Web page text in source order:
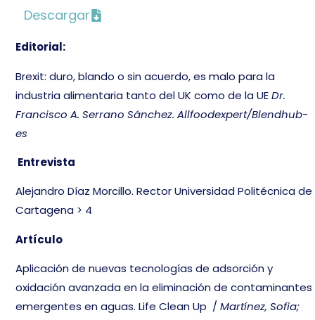
Descargar
Editorial:
Brexit: duro, blando o sin acuerdo, es malo para la
industria alimentaria tanto del UK como de la UEDr.
Francisco A. Serrano Sánchez. Allfoodexpert/Blendhub-
es
Entrevista
Alejandro Díaz Morcillo. Rector Universidad Politécnica de
Cartagena > 4
Artículo
Aplicación de nuevas tecnologías de adsorción y
oxidación avanzada en la eliminación de contaminantes
emergentes en aguas. Life Clean Up /Martínez, Sofia;